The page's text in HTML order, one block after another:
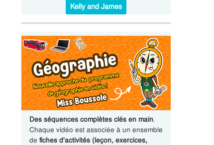
Kelly and James
Des séquences complètes clés en main.
Chaque vidéo est associée à un ensemble
de fiches d'activités (leçon, exercices,